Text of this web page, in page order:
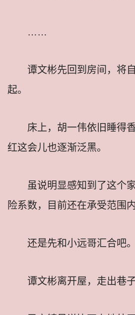
……
谭文彬先回到房间，将
起。
床上，胡一伟依旧睡得
红这会儿也逐渐泛黑。
虽说明显感知到了这个
险系数，目前还在承受范围内
还是先和小远哥汇合吧。
谭文彬离开屋，走出巷